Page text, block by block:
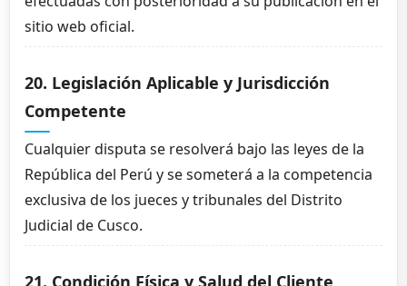
sitio web oficial.
20. Legislación Aplicable y Jurisdicción
Competente
Cualquier disputa se resolverá bajo las leyes de la
República del Perú y se someterá a la competencia
exclusiva de los jueces y tribunales del Distrito
Judicial de Cusco.
21. Condición Física y Salud del Cliente